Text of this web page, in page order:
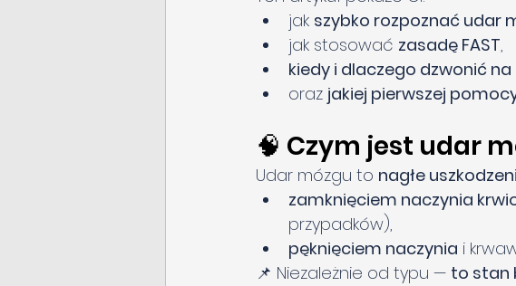
jak szybko rozpoznać udar
jak stosować zasadę FAST,
kiedy i dlaczego dzwonić na
oraz jakiej pierwszej
🧠 Czym jest udar
Udar mózgu to nagłe
zamknięciem naczynia
przypadków),
pęknięciem naczynia i
📌 Niezależnie od typu — to stan